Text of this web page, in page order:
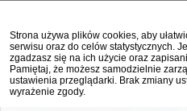
Strona używa plików cookies, aby
serwisu oraz do celów statystycznych.
zgadzasz się na ich użycie oraz
Pamiętaj, że możesz samodzielnie
ustawienia przeglądarki. Brak zmiany
wyrażenie zgody.